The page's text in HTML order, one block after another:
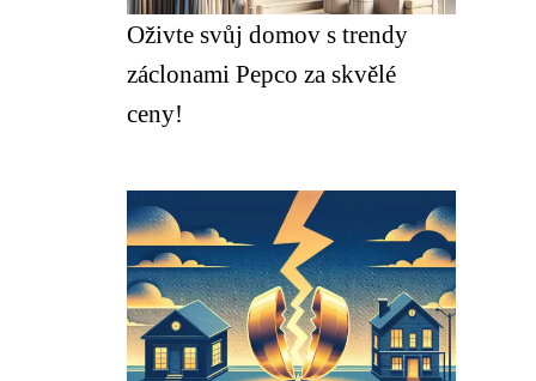
Oživte svůj domov s trendy
záclonami Pepco za skvělé
ceny!